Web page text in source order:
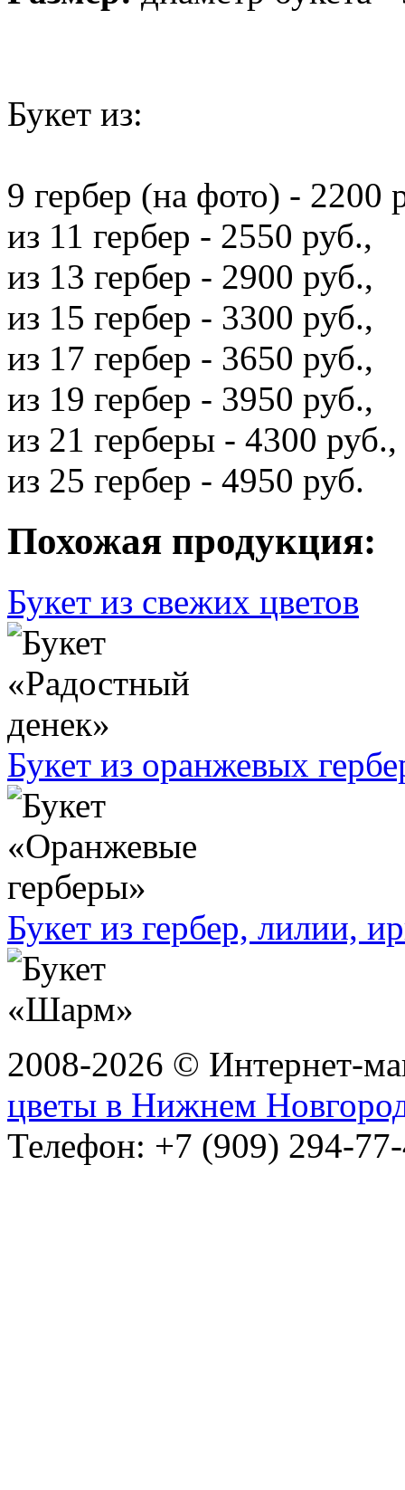
Букет из:
9 гербер (на фото) - 2200
из 11 гербер - 2550 руб.,
из 13 гербер - 2900 руб.,
из 15 гербер - 3300 руб.,
из 17 гербер - 3650 руб.,
из 19 гербер - 3950 руб.,
из 21 герберы - 4300 руб.,
из 25 гербер - 4950 руб.
Похожая продукция:
Букет из свежих цветов
Букет из оранжевых
Букет из гербер, лилии,
2008-2026 © Интернет-
цветы в Нижнем
Телефон: +7 (909) 294-